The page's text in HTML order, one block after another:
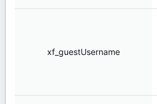
xf_guestUsername